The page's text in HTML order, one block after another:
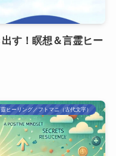
す！瞑想＆言霊ヒー
ヒーリング／フトマニ（古代文字）